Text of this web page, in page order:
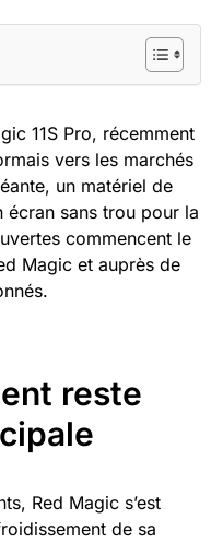
11S Pro, récemment
vers les marchés
un matériel de
écran sans trou pour la
commencent le
Magic et auprès de
reste
Red Magic s’est
de sa